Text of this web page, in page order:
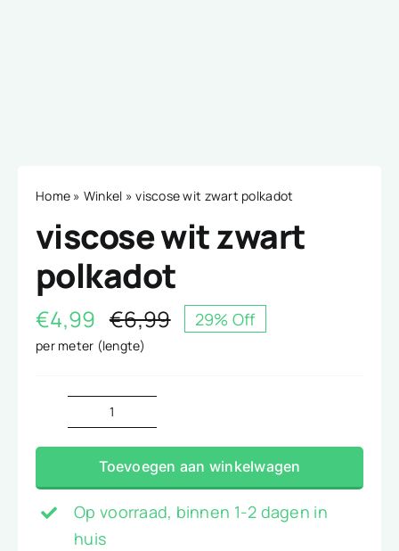
Home » Winkel »viscose wit zwart polkadot
viscose wit zwart
polkadot
€6,99Oorspronkelijke
€4,99
Huidige
29% Off
per meter (lengte)
viscose
wit
zwart
polkadot
aantal
Toevoegen aan winkelwagen
Op voorraad, binnen 1-2 dagen in
huis